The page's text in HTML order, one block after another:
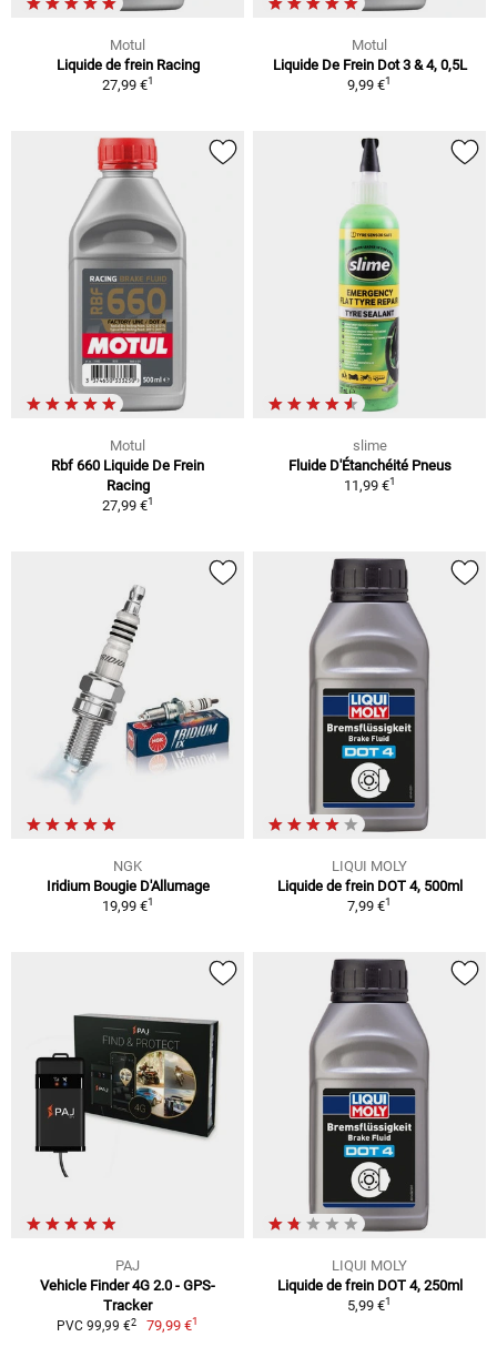
Motul
Liquide de frein Racing
27,99 €1
Motul
Liquide De Frein Dot 3 & 4, 0,5L
9,99 €1
Motul
Rbf 660 Liquide De Frein
Racing
27,99 €1
slime
Fluide D'Étanchéité Pneus
11,99 €1
NGK
Iridium Bougie D'Allumage
19,99 €1
LIQUI MOLY
Liquide de frein DOT 4, 500ml
7,99 €1
PAJ
Vehicle Finder 4G 2.0 - GPS-
Tracker
PVC 99,99 €2 79,99 €1
LIQUI MOLY
Liquide de frein DOT 4, 250ml
5,99 €1